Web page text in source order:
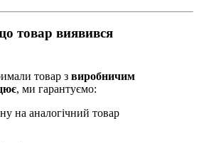
товар виявився
товар з виробничим
, ми гарантуємо:
на аналогічний товар